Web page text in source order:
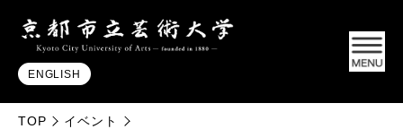
ENGLISH
TOP
イベント